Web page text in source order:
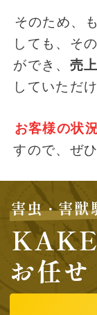
そのため、
しても、そ
ができ、 売
していただ
お客様の状
すので、ぜ
害虫・害獣
お任